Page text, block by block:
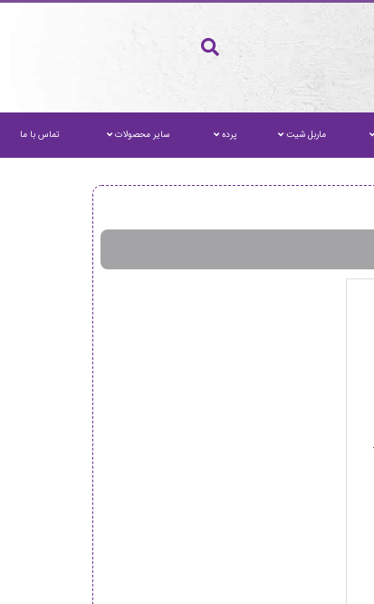
ماربل شیت پرده سایر محصولات تماس با ما